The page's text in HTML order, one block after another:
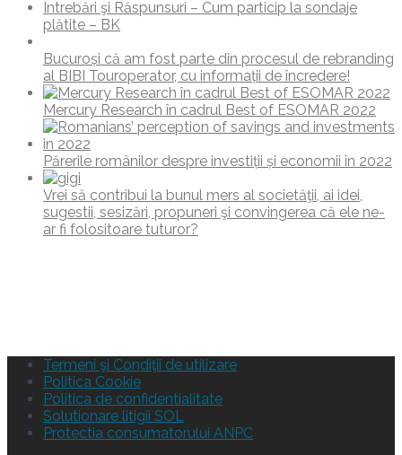
Întrebări şi Răspunsuri – Cum particip la sondaje
plătite – BK
Bucuroși că am fost parte din procesul de rebranding
al BIBI Touroperator, cu informații de încredere!
Mercury Research în cadrul Best of ESOMAR 2022
Părerile românilor despre investiții și economii în 2022
Vrei să contribui la bunul mers al societăţii, ai idei,
sugestii, sesizări, propuneri şi convingerea că ele ne-
ar fi folositoare tuturor?
Termeni şi Condiţii de utilizare
Politica Cookie
Politica de confidentialitate
Solutionare litigii SOL
Protectia consumatorului ANPC